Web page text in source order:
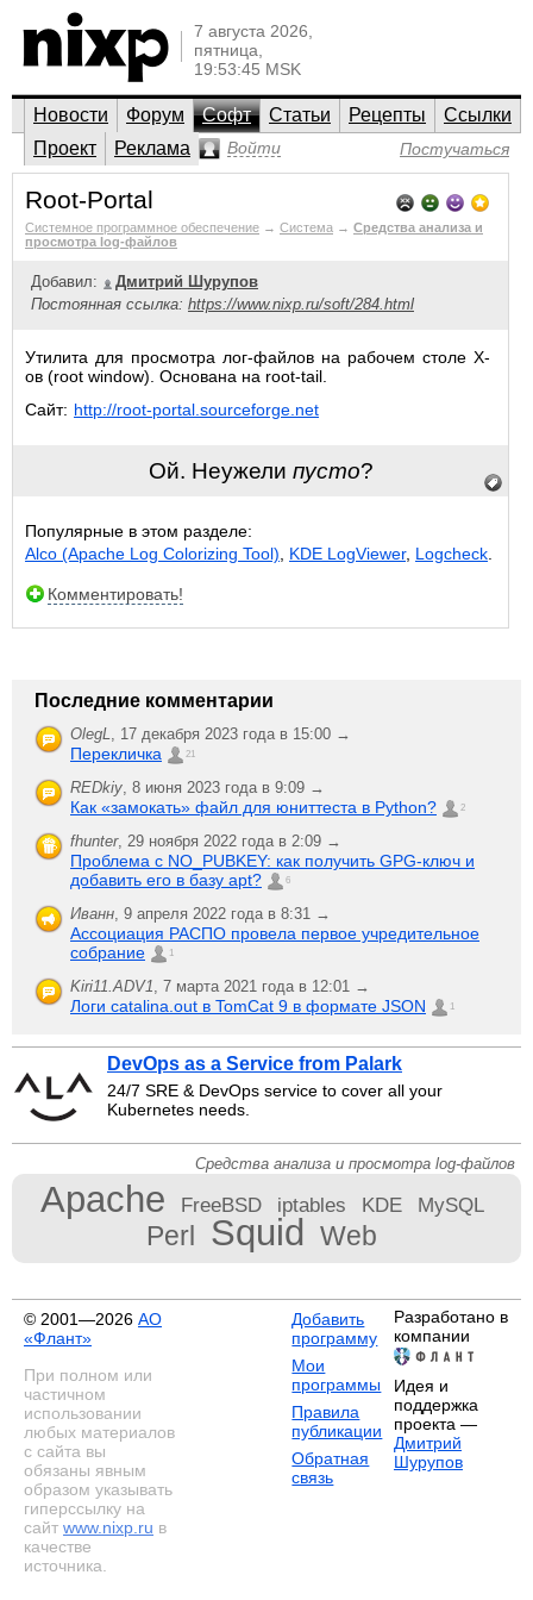
7 августа 2026,
пятница,
19:53:45 MSK
Новости Форум Софт Статьи Рецепты
Ссылки
Проект
Реклама Войти Постучаться
Root-Portal
Системное программное обеспечение → Система → Средства анализа и
просмотра log-файлов
Добавил:
Дмитрий Шурупов
Постоянная ссылка: https://www.nixp.ru/soft/284.html
Утилита для просмотра лог-файлов на рабочем столе Х-
ов (root window). Основана на root-tail.
Сайт: http://root-portal.sourceforge.net
Ой. Неужели пусто?
Популярные в этом разделе:
Alco (Apache Log Colorizing Tool)
KDE LogViewer, Logcheck
Комментировать!
Последние комментарии
OlegL, 17 декабря 2023 года в 15:00 →
Перекличка 21
REDkiy, 8 июня 2023 года в 9:09 →
Как «замокать» файл для юниттеста в Python? 2
fhunter, 29 ноября 2022 года в 2:09 →
Проблема с NO_PUBKEY: как получить GPG-ключ и
добавить его в базу apt?
6
Иванн, 9 апреля 2022 года в 8:31 →
Ассоциация РАСПО провела первое учредительное
собрание
1
Kiri11.ADV1, 7 марта 2021 года в 12:01 →
Логи catalina.out в TomCat 9 в формате JSON 1
DevOps as a Service from Palark
24/7 SRE & DevOps service to cover all your
Kubernetes needs.
Средства анализа и просмотра log-файлов
Apache FreeBSD iptables KDE MySQL
Perl Squid Web
© 2001—2026 АО
«Флант»
При полном или
частичном
использовании
любых материалов
с сайта вы
обязаны явным
образом указывать
гиперссылку на
сайт www.nixp.ru в
качестве
источника.
Добавить
программу
Мои
программы
Правила
публикации
Обратная
связь
Разработано в
компании
Идея и
поддержка
проекта —
Дмитрий
Шурупов